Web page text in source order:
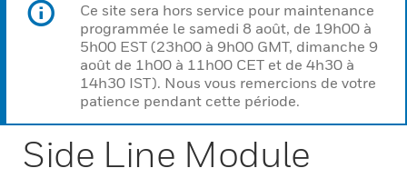
Ce site sera hors service pour maintenance
programmée le samedi 8 août, de 19h00 à
5h00 EST (23h00 à 9h00 GMT, dimanche 9
août de 1h00 à 11h00 CET et de 4h30 à
14h30 IST). Nous vous remercions de votre
patience pendant cette période.
Side Line Module